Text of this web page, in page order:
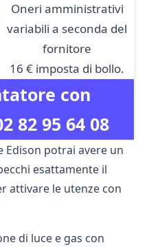
con
82 95 64 08
Oneri amministrativi
variabili a seconda del
fornitore
16 € imposta di bollo.
potrai avere un
esattamente il
attivare le utenze con
di luce e gas con